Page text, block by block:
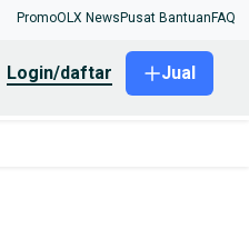
PromoOLX News Pusat Bantuan FAQ
login/daftar Jual